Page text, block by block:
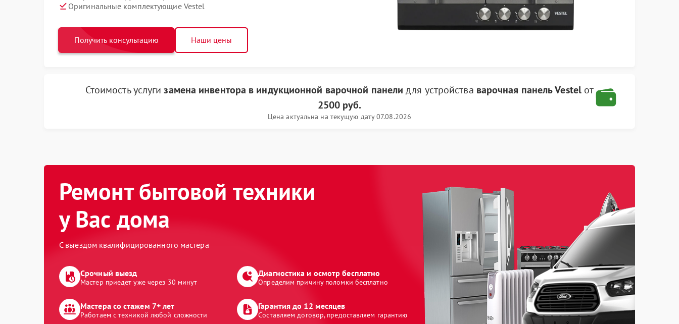
Оригинальные комплектующие Vestel
Получить консультацию Наши цены
Стоимость услугизамена инвентора в индукционной варочной панели для устройства варочная панель Vestelот
2500 руб.
Цена актуальна на текущую дату 07.08.2026
Ремонт бытовой техники
у Вас дома
С выездом квалифицированного мастера
Срочный выезд
Мастер приедет уже через 30 минут
Диагностика и осмотр бесплатно
Определим причину поломки бесплатно
Мастера со стажем 7+ лет
Работаем с техникой любой сложности
Гарантия до 12 месяцев
Составляем договор, предоставляем гарантию